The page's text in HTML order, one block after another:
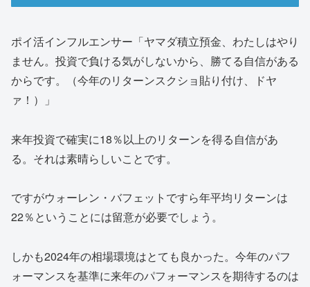
ポイ活インフルエンサー「ヤマダ積立預金、わたしはやり
ません。投資で負ける気がしないから、勝てる自信がある
からです。（今年のリターンスクショ貼り付け、ドヤ
ァ！）」
来年投資で確実に18％以上のリターンを得る自信があ
る。それは素晴らしいことです。
ですがウォーレン・バフェットですら年平均リターンは
22％ということには留意が必要でしょう。
しかも2024年の相場環境はとても良かった。今年のパフ
ォーマンスを基準に来年のパフォーマンスを期待するのは